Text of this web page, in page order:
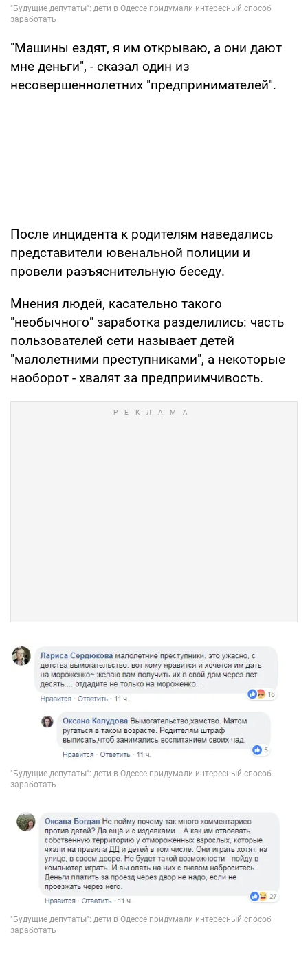
"Машины ездят, я им открываю, а они дают
мне деньги", - сказал один из
несовершеннолетних "предпринимателей".
После инцидента к родителям наведались
представители ювенальной полиции и
провели разъяснительную беседу.
Мнения людей, касательно такого
"необычного" заработка разделились: часть
пользователей сети называет детей
"малолетними преступниками", а некоторые
наоборот - хвалят за предприимчивость.